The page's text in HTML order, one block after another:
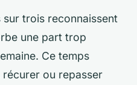
trois reconnaissent
une part trop
Ce temps
récurer ou repasser